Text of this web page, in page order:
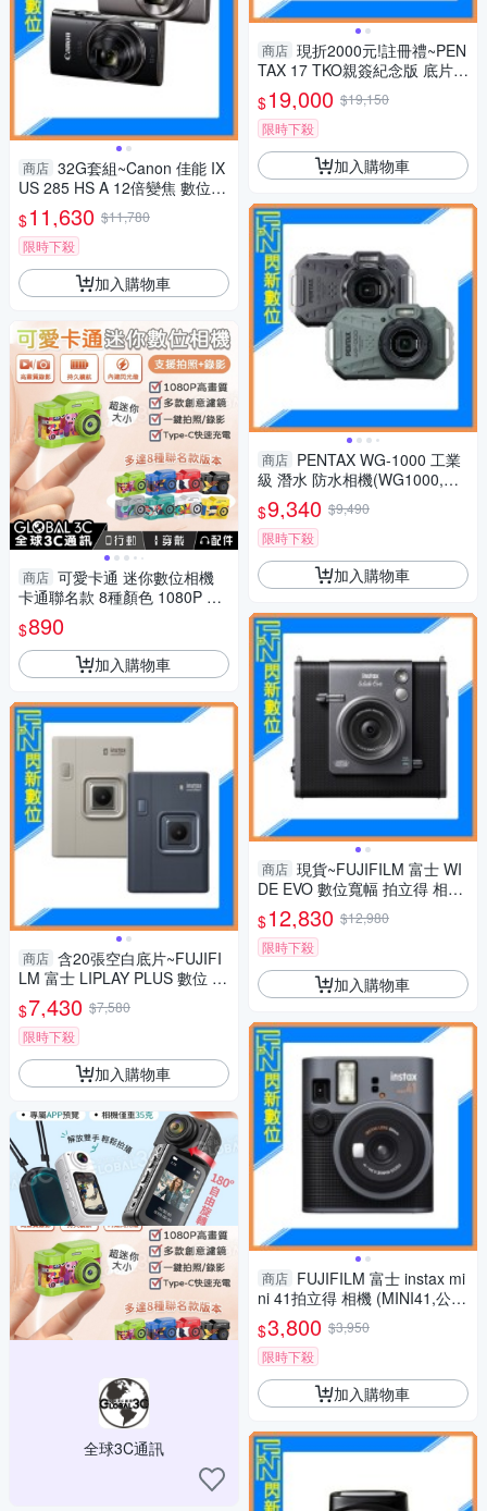
商店 32G套組~Canon 佳能 IX
US 285 HS A 12倍變焦 數位相
機(285HS,公司貨)
$11,630 $11,780
限時下殺
加入購物車
商店 可愛卡通 迷你數位相機
卡通聯名款 8種顏色 1080P 自
拍 多款濾鏡 吊飾 掛飾
$890
加入購物車
商店 含20張空白底片~FUJIFI
LM 富士 LIPLAY PLUS 數位 拍
立得 (LIPLAY+,公司貨)
$7,430 $7,580
限時下殺
加入購物車
全球3C通訊
商店 現折2000元!註冊禮~PEN
TAX 17 TKO親簽紀念版 底片相
機 半格機(公司貨)限定款 套裝
組
$19,000 $19,150
限時下殺
加入購物車
商店 PENTAX WG-1000 工業
級 潛水 防水相機(WG1000,公
司貨)抗撞、防塵、耐寒、4K
$9,340 $9,490
限時下殺
加入購物車
商店 現貨~FUJIFILM 富士 WI
DE EVO 數位寬幅 拍立得 相機
(公司貨)含128g+空白底片20張
$12,830 $12,980
限時下殺
加入購物車
商店 FUJIFILM 富士 instax mi
ni 41拍立得 相機 (MINI41,公司
貨)含空白底片20張
$3,800 $3,950
限時下殺
加入購物車